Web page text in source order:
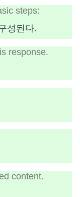
steps:
성된다.
response.
content.